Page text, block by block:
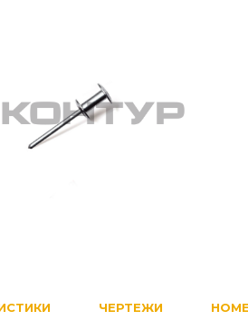
ЧЕРТЕЖИ